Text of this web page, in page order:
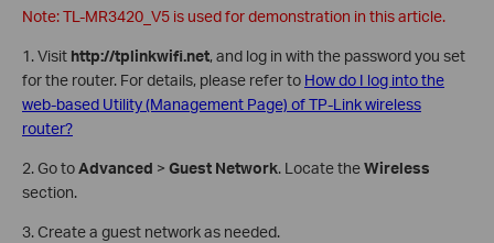
Note: TL-MR3420_V5 is used for demonstration in this article.
1. Visit http://tplinkwifi.net, and log in with the password you set
for the router. For details, please refer to How do I log into the
web-based Utility (Management Page) of TP-Link wireless
router?
2. Go toAdvanced > Guest Network. Locate theWireless
section.
3. Create a guest network as needed.